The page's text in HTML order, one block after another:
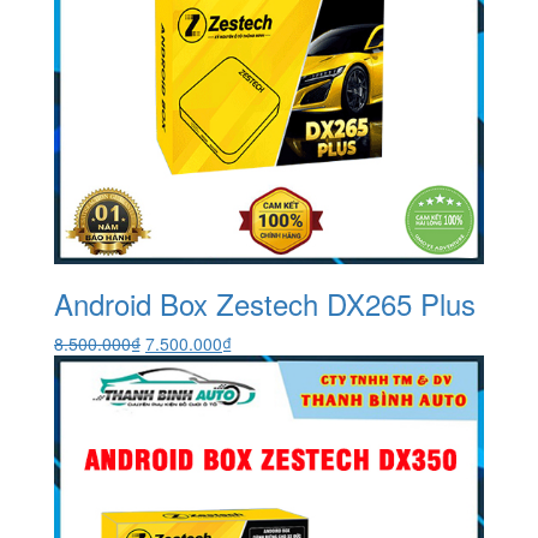
Android Box Zestech DX265 Plus
8.500.000₫ Giá
gốc
là:
8.500.000₫.
7.500.000₫Giá
hiện
tại